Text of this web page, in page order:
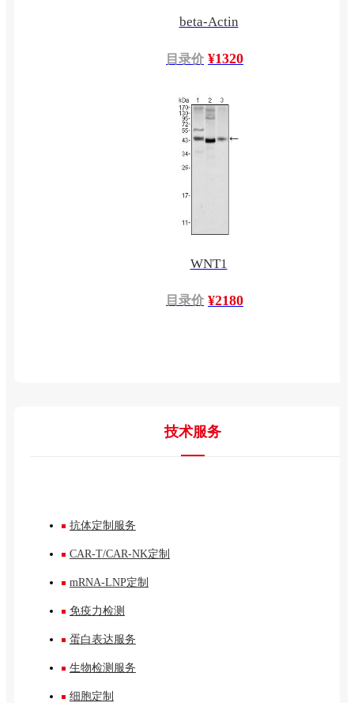
beta-Actin
目录价 ¥1320
WNT1
目录价 ¥2180
技术服务
抗体定制服务
CAR-T/CAR-NK定制
mRNA-LNP定制
免疫力检测
蛋白表达服务
生物检测服务
细胞定制